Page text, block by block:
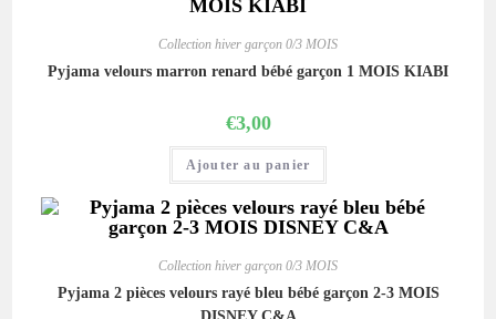
Collection hiver garçon 0/3 MOIS
Pyjama velours marron renard bébé garçon 1 MOIS KIABI
€3,00
Ajouter au panier
Collection hiver garçon 0/3 MOIS
Pyjama 2 pièces velours rayé bleu bébé garçon 2-3 MOIS